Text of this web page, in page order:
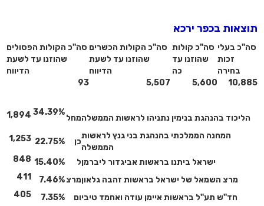
תוצאות בכפר ירכא
סה"כ בעלי
זכות
בחירה
סה"כ קולות
שהוזנו עד
כה
סה"כ הקולות הכשרים
שהוזנו עד לשעת
הדיווח
סה"כ הקולות הפסולים
שהוזנו עד לשעת
הדיווח
10,885
5,600
5,507
93
הליכוד בהנהגת בנימין נתניהו לראשות הממשלהמחל
34.39%
1,894
המחנה הממלכתי בהנהגת בני גנץ לראשות
הממשלה
כן 22.75%
1,253
ישראל ביתנו בראשות אביגדור ליברמןל 15.40%
848
מרצ השמאל של ישראל בראשות זהבה גלאוןמרצ7.46%
411
חד"ש תע"ל בראשות איימן עודה ואחמד טיביום 7.35%
405